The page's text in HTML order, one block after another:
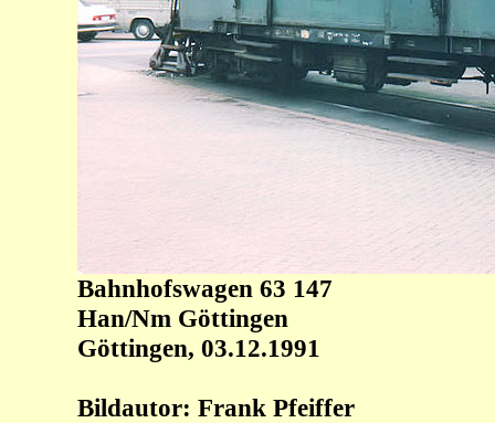
Bahnhofswagen 63 147
Han/Nm Göttingen
Göttingen, 03.12.1991
Bildautor: Frank Pfeiffer